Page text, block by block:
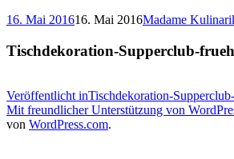
16. Mai 201616. Mai 2016Madame
Tischdekoration-Supperclub-
Beitragsnavigation
Veröffentlicht inTischdekoration-
Mit freundlicher Unterstützung von
von WordPress.com.